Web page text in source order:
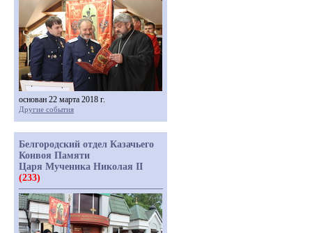
основан 22 марта 2018 г.
Другие события
Белгородский отдел Казачьего
Конвоя Памяти
Царя Мученика Николая II
(233)